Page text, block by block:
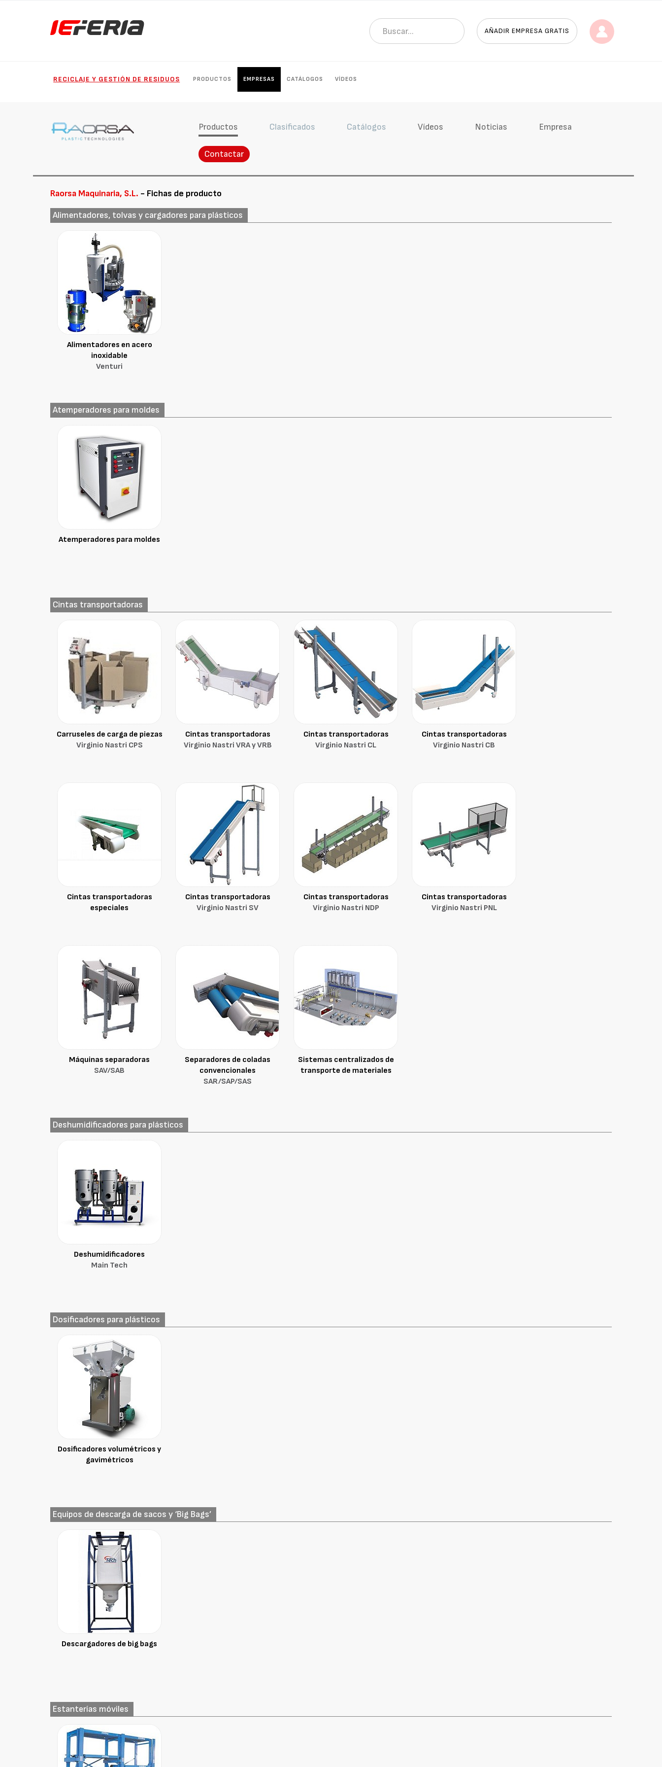
AÑADIR EMPRESA GRATIS
RECICLAJE Y GESTIÓN DE RESIDUOS PRODUCTOS EMPRESAS CATÁLOGOS VÍDEOS
Productos Clasificados Catálogos Vídeos Noticias Empresa
Contactar
Raorsa Maquinaria, S.L. - Fichas de producto
Alimentadores, tolvas y cargadores para plásticos
Alimentadores en acero
inoxidable
Venturi
Atemperadores para moldes
Atemperadores para moldes
Cintas transportadoras
Carruseles de carga de piezas
Virginio Nastri CPS
Cintas transportadoras
Virginio Nastri VRA y VRB
Cintas transportadoras
Virginio Nastri CL
Cintas transportadoras
Virginio Nastri CB
Cintas transportadoras
especiales
Cintas transportadoras
Virginio Nastri SV
Cintas transportadoras
Virginio Nastri NDP
Cintas transportadoras
Virginio Nastri PNL
Máquinas separadoras
SAV/SAB
Separadores de coladas
convencionales
SAR/SAP/SAS
Sistemas centralizados de
transporte de materiales
Deshumidificadores para plásticos
Deshumidificadores
Main Tech
Dosificadores para plásticos
Dosificadores volumétricos y
gavimétricos
Equipos de descarga de sacos y ‘Big Bags’
Descargadores de big bags
Estanterías móviles